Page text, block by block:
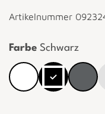
Artikelnummer
Farbe Schwarz